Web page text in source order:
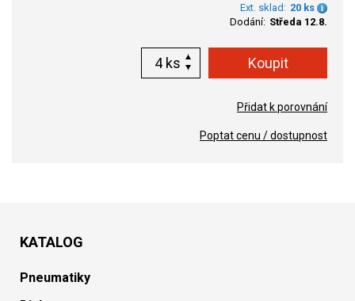
Ext. sklad: 20 ks
Dodání: Středa 12.8.
ks
Přidat k porovnání
Poptat cenu / dostupnost
KATALOG
Pneumatiky